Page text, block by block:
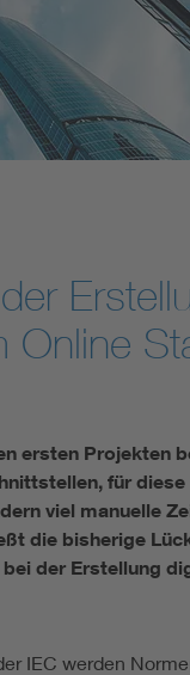
0100 für sichere
(EFK)
Online
ersten Projekten
für
viel manuelle
die bisherige
der Erstellung
IEC werden